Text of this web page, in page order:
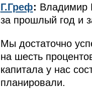
Г.Греф: Владимир
за прошлый год и
Мы достаточно
на шесть
капитала у нас
планировали.